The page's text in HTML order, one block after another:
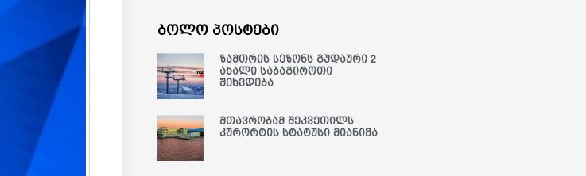
ბოლო პოსტები
ზამთრის სეზონს გუდაური 2
ახალი საბაგიროთი
შეხვდება
მთავრობამ შეკვეთილს
კურორტის სტატუსი მიანიჭა